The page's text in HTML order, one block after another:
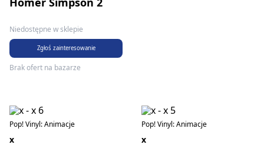
Niedostępne w sklepie
Zgłoś zainteresowanie
Brak ofert na bazarze
Pop! Vinyl: Animacje
x
Pop! Vinyl: Animacje
x